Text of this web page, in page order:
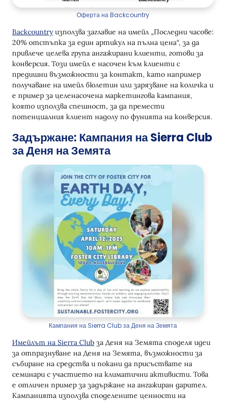
Оферта на Backcountry
Backcountryизползва заглавие на имейл „Последни часове:
20% отстъпка за един артикул на пълна цена“, за да
привлече целева група ангажирани клиенти, готови за
конверсия. Този имейл е насочен към клиенти с
предишни възможности за контакт, като например
получаване на имейл бюлетин или зарязване на количка и
е пример за целенасочена маркетингова кампания,
която използва спешност, за да премести
потенциалния клиент надолу по фунията на конверсия.
Задържане: Кампания на Sierra Club
за Деня на Земята
Кампания на Sierra Club за Деня на Земята
Имейлът на Sierra Club за Деня на Земята споделя идеи
за отпразнуване на Деня на Земята, възможности за
събиране на средства и покани да присъствате на
семинари с участието на климатични активисти. Това
е отличен пример за задържане на ангажиран дарител.
Кампанията използва споделените ценности на